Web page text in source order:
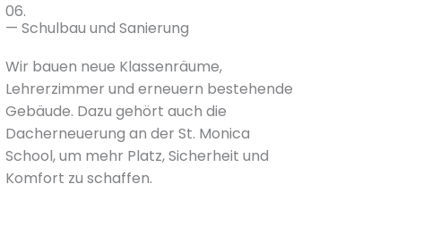
06.
— Schulbau und Sanierung
Wir bauen neue Klassenräume,
Lehrerzimmer und erneuern bestehende
Gebäude. Dazu gehört auch die
Dacherneuerung an der St. Monica
School, um mehr Platz, Sicherheit und
Komfort zu schaffen.